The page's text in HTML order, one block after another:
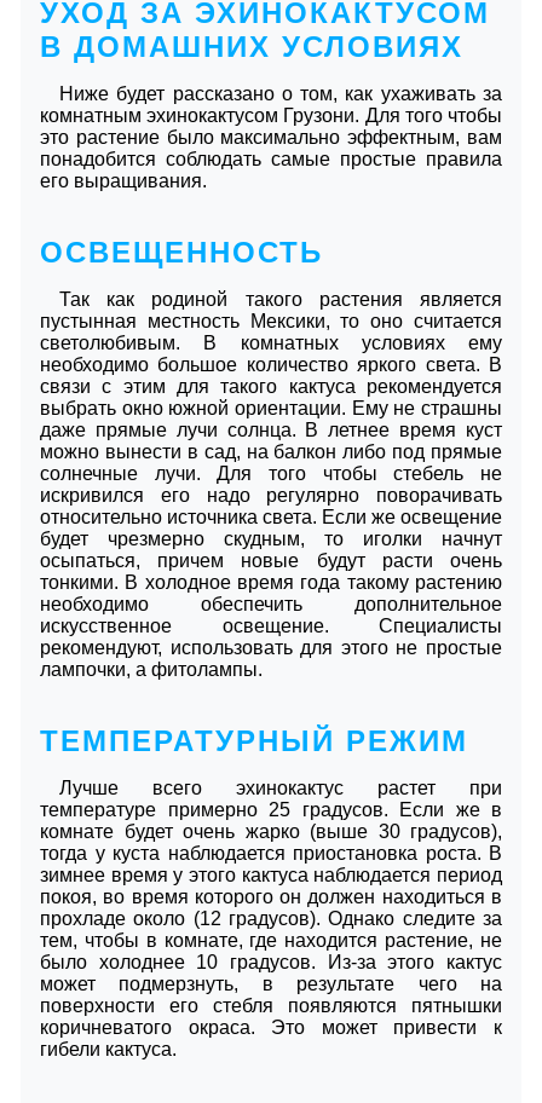
УХОД ЗА ЭХИНОКАКТУСОМ
В ДОМАШНИХ УСЛОВИЯХ
Ниже будет рассказано о том, как ухаживать за
комнатным эхинокактусом Грузони. Для того чтобы
это растение было максимально эффектным, вам
понадобится соблюдать самые простые правила
его выращивания.
ОСВЕЩЕННОСТЬ
Так как родиной такого растения является
пустынная местность Мексики, то оно считается
светолюбивым. В комнатных условиях ему
необходимо большое количество яркого света. В
связи с этим для такого кактуса рекомендуется
выбрать окно южной ориентации. Ему не страшны
даже прямые лучи солнца. В летнее время куст
можно вынести в сад, на балкон либо под прямые
солнечные лучи. Для того чтобы стебель не
искривился его надо регулярно поворачивать
относительно источника света. Если же освещение
будет чрезмерно скудным, то иголки начнут
осыпаться, причем новые будут расти очень
тонкими. В холодное время года такому растению
необходимо обеспечить дополнительное
искусственное освещение. Специалисты
рекомендуют, использовать для этого не простые
лампочки, а фитолампы.
ТЕМПЕРАТУРНЫЙ РЕЖИМ
Лучше всего эхинокактус растет при
температуре примерно 25 градусов. Если же в
комнате будет очень жарко (выше 30 градусов),
тогда у куста наблюдается приостановка роста. В
зимнее время у этого кактуса наблюдается период
покоя, во время которого он должен находиться в
прохладе около (12 градусов). Однако следите за
тем, чтобы в комнате, где находится растение, не
было холоднее 10 градусов. Из-за этого кактус
может подмерзнуть, в результате чего на
поверхности его стебля появляются пятнышки
коричневатого окраса. Это может привести к
гибели кактуса.